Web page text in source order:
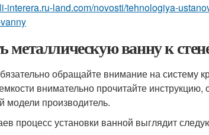
interera.ru-land.com/novosti/tehnologiya-
металлическую ванну к
обращайте внимание на систему
внимательно прочитайте
модели производитель.
процесс установки ванной выглядит